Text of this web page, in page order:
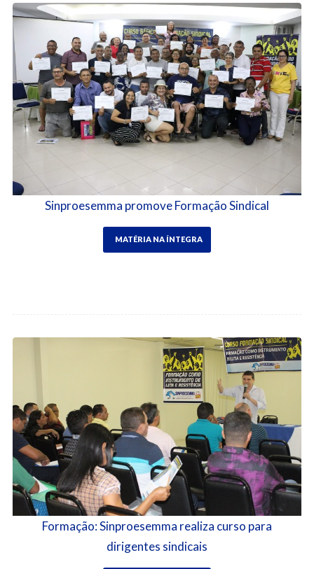
Sinproesemma promove Formação Sindical
MATÉRIA NA ÍNTEGRA
Formação: Sinproesemma realiza curso para
dirigentes sindicais